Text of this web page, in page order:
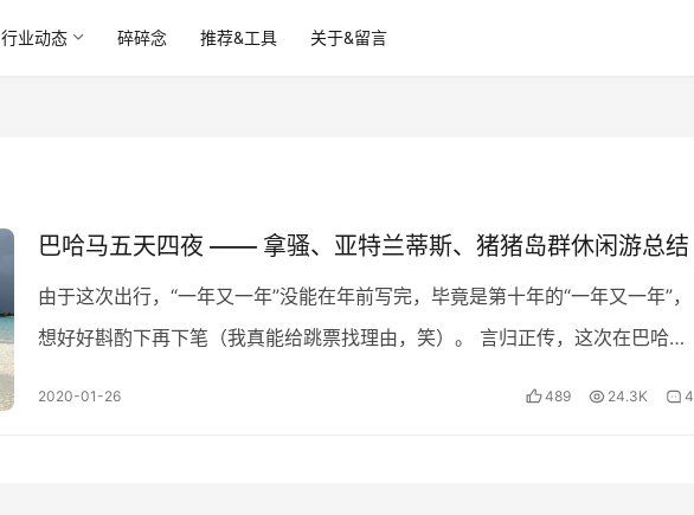
行业动态 碎碎念 推荐&工具 关于&留言
巴哈马五天四夜 —— 拿骚、亚特兰蒂斯、猪猪岛群休闲游总结
由于这次出行，“一年又一年”没能在年前写完，毕竟是第十年的“一年又一年”，
想好好斟酌下再下笔（我真能给跳票找理由，笑）。 言归正传，这次在巴哈马
2020-01-26 489 24.3K 4